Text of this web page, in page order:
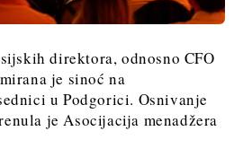
direktora, odnosno CFO
je sinoć na
u Podgorici. Osnivanje
je Asocijacija menadžera